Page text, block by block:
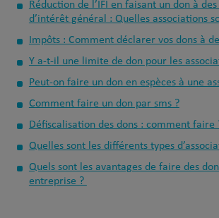
Réduction de l’IFI en faisant un don à
d’intérêt général : Quelles associations
Impôts : Comment déclarer vos dons à
Y a-t-il une limite de don pour les
Peut-on faire un don en espèces à une
Comment faire un don par sms ?
Défiscalisation des dons : comment faire
Quelles sont les différents types
Quels sont les avantages de faire des
entreprise ?